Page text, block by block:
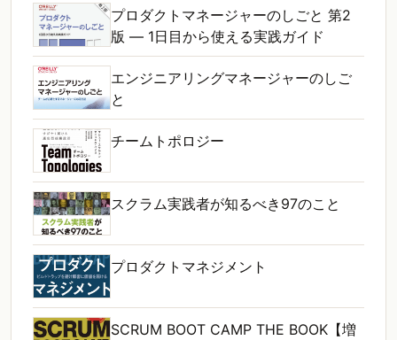
プロダクトマネージャーのしごと 第2
版 ― 1日目から使える実践ガイド
エンジニアリングマネージャーのしご
と
チームトポロジー
スクラム実践者が知るべき97のこと
プロダクトマネジメント
SCRUM BOOT CAMP THE BOOK【増